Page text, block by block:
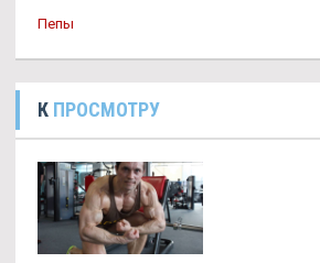
Пепы
К ПРОСМОТРУ